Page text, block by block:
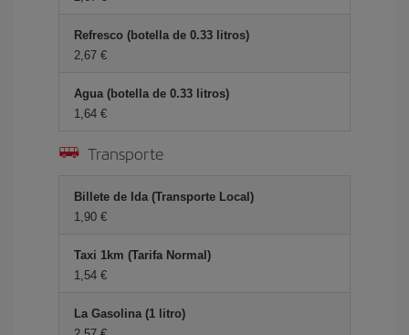
Refresco (botella de 0.33 litros)
2,67 €
Agua (botella de 0.33 litros)
1,64 €
Transporte
Billete de Ida (Transporte Local)
1,90 €
Taxi 1km (Tarifa Normal)
1,54 €
La Gasolina (1 litro)